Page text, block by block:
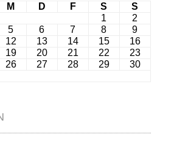
M D F S
S
1
2
5 6 7 8
9
12 13 14 15
16
19 20 21 22
23
26 27 28 29
30